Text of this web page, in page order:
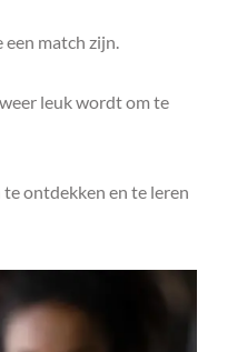
een match zijn.
leuk wordt om te
te ontdekken en te leren